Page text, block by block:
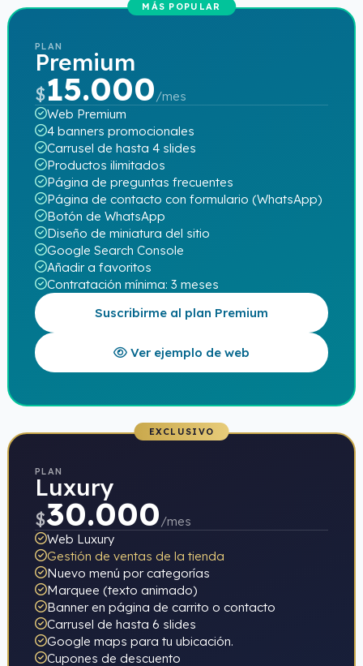
MÁS POPULAR
PLAN
Premium
$15.000/mes
Web Premium
4 banners promocionales
Carrusel de hasta 4 slides
Productos ilimitados
Página de preguntas frecuentes
Página de contacto con formulario (WhatsApp)
Botón de WhatsApp
Diseño de miniatura del sitio
Google Search Console
Añadir a favoritos
Contratación mínima: 3 meses
Suscribirme al plan Premium
Ver ejemplo de web
EXCLUSIVO
PLAN
Luxury
$30.000/mes
Web Luxury
Gestión de ventas de la tienda
Nuevo menú por categorías
Marquee (texto animado)
Banner en página de carrito o contacto
Carrusel de hasta 6 slides
Google maps para tu ubicación.
Cupones de descuento